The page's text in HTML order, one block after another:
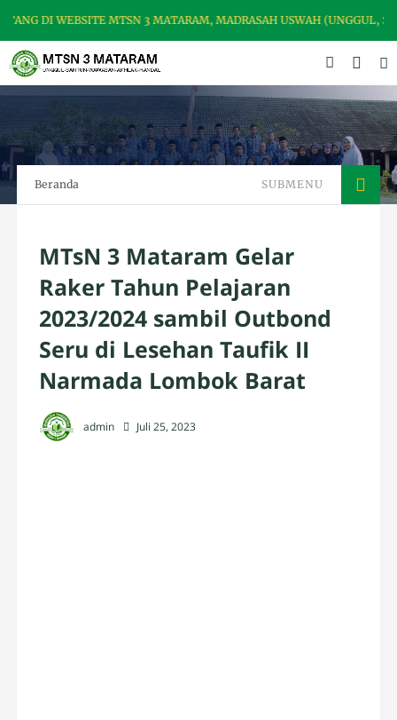
DI WEBSITE MTSN 3 MATARAM, MADRASAH USWAH (UNGGUL,
Beranda SUBMENU
MTsN 3 Mataram Gelar
Raker Tahun Pelajaran
2023/2024 sambil Outbond
Seru di Lesehan Taufik II
Narmada Lombok Barat
admin Juli 25, 2023